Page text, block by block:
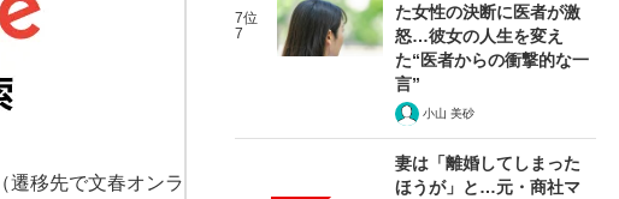
（遷移先で文春オンラ
7位
7
た女性の決断に医者が激
怒…彼女の人生を変え
た“医者からの衝撃的な一
言”
小山 美砂
妻は「離婚してしまった
ほうが」と…元・商社マ